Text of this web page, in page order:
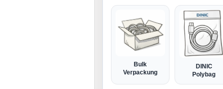
Bulk
Verpackung
DINIC
Polybag